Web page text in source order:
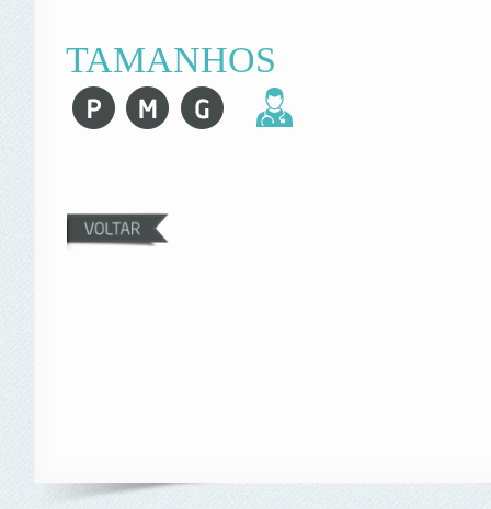
TAMANHOS